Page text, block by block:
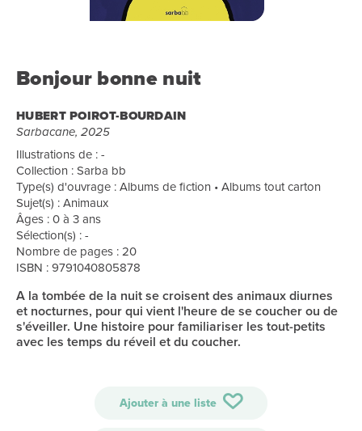
Bonjour bonne nuit
HUBERT POIROT-BOURDAIN
Sarbacane, 2025
Illustrations de : -
Collection : Sarba bb
Type(s) d'ouvrage : Albums de fiction • Albums tout carton
Sujet(s) : Animaux
Âges : 0 à 3 ans
Sélection(s) : -
Nombre de pages : 20
ISBN : 9791040805878
A la tombée de la nuit se croisent des animaux diurnes
et nocturnes, pour qui vient l'heure de se coucher ou de
s'éveiller. Une histoire pour familiariser les tout-petits
avec les temps du réveil et du coucher.
Ajouter à une liste